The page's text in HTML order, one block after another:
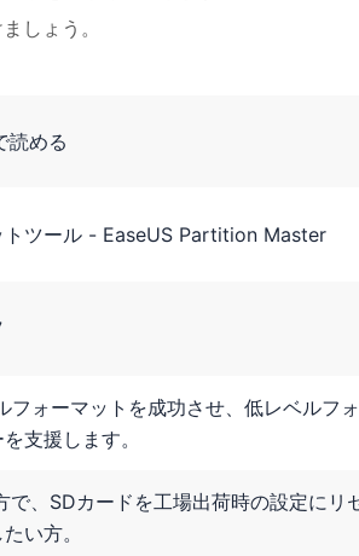
しょう。
読める
トツール - EaseUS Partition Master
フォーマットを成功させ、低レベルフ
支援します。
、SDカードを工場出荷時の設定にリ
い方。